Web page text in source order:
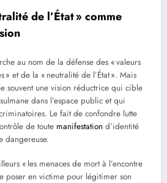
de l’État » comme
au nom de la défense des « valeurs
» et de la « neutralité de l’État ». Mais
souvent une vision réductrice qui cible
dans l’espace public et qui
Le fait de confondre lutte
de toute manifestation d’identité
dangereuse.
« les menaces de mort à l’encontre
poser en victime pour légitimer son